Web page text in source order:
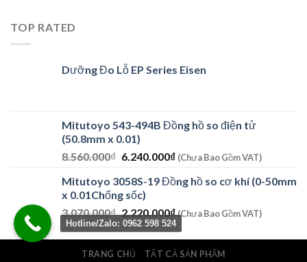
TOP RATED
Dưỡng Đo Lỗ EP Series Eisen
Mitutoyo 543-494B Đồng hồ so điện tử
(50.8mm x 0.01)
8.560.000₫ Giá
là:
8.560.000₫.
6.240.000₫Giá
tại
6.240.000₫.
(Chưa Bao Gồm VAT)
Mitutoyo 3058S-19 Đồng hồ so cơ khí (0-50mm
x 0.01Chống sốc)
3.070.000₫ Giá
gốc
là:
3.070.000₫.
2.220.000₫Giá
hiện
tại
là:
(Chưa Bao Gồm VAT)
TRANG CHỦ TẤT CẢ SẢN PHẨM
Hotline/Zalo: 0962 598 524